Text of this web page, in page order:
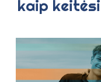
kaip